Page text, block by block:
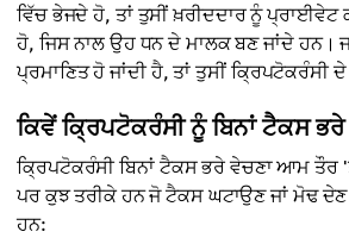
ਵਿੱਚ ਭੇਜਦੇ ਹੋ, ਤਾਂ ਤੁਸੀਂ ਖ਼ਰੀਦਦਾਰ ਨੂੰ ਪ੍ਰਾਈਵੇਟ
ਹੋ, ਜਿਸ ਨਾਲ ਉਹ ਧਨ ਦੇ ਮਾਲਕ ਬਣ ਜਾਂਦੇ
ਪ੍ਰਮਾਣਿਤ ਹੋ ਜਾਂਦੀ ਹੈ, ਤਾਂ ਤੁਸੀਂ ਕ੍ਰਿਪਟੋਕਰੰਸੀ
ਕਿਵੇਂ ਕ੍ਰਿਪਟੋਕਰੰਸੀ ਨੂੰ ਬਿਨਾਂ ਟੈਕਸ
ਕ੍ਰਿਪਟੋਕਰੰਸੀ ਬਿਨਾਂ ਟੈਕਸ ਭਰੇ ਵੇਚਣਾ ਆਮ ਤੌਰ
ਪਰ ਕੁਝ ਤਰੀਕੇ ਹਨ ਜੋ ਟੈਕਸ ਘਟਾਉਣ ਜਾਂ ਮੋਢ
ਹਨ: